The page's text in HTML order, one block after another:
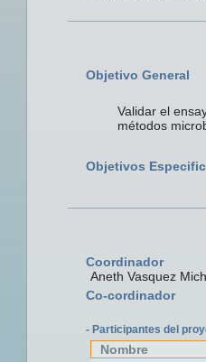
Objetivo General
Validar el
métodos
Objetivos
Coordinador
Aneth Vasquez
Co-cordinador
- Participantes del
Nombre